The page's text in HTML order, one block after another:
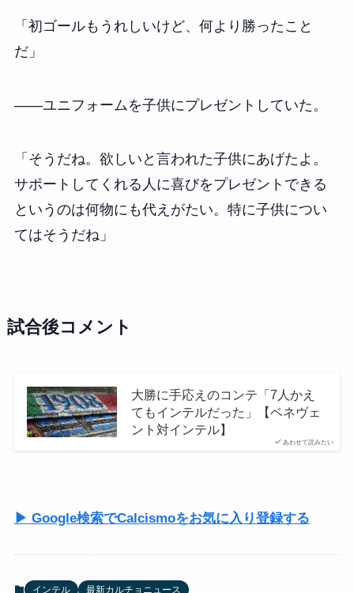
「初ゴールもうれしいけど、何より勝ったこと
だ」
――ユニフォームを子供にプレゼントしていた。
「そうだね。欲しいと言われた子供にあげたよ。
サポートしてくれる人に喜びをプレゼントできる
というのは何物にも代えがたい。特に子供につい
てはそうだね」
試合後コメント
あわせて読みたい
大勝に手応えのコンテ「7人かえ
てもインテルだった」【ベネヴェ
ント対インテル】
▶ Google検索でCalcismoをお気に入り登録する
インテル 最新カルチョニュース